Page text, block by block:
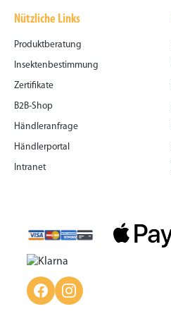
Nützliche Links
Produktberatung
Insektenbestimmung
Zertifikate
B2B-Shop
Händleranfrage
Händlerportal
Intranet